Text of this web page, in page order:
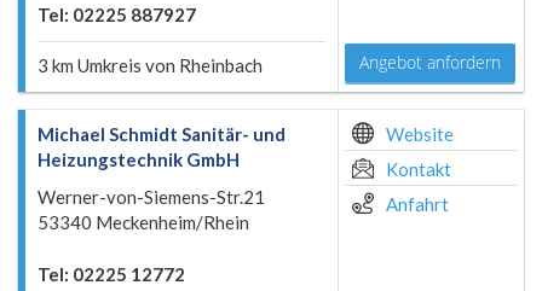
Tel: 02225 887927
3 km Umkreis von Rheinbach Angebot anfordern
Michael Schmidt Sanitär- und
Heizungstechnik GmbH
Werner-von-Siemens-Str.21
53340 Meckenheim/Rhein
Tel: 02225 12772
Website
Kontakt
Anfahrt